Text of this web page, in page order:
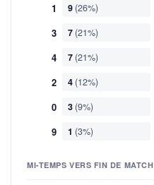
1 9 (26%)
3 7 (21%)
4 7 (21%)
2 4 (12%)
0 3 (9%)
9 1 (3%)
MI-TEMPS VERS FIN DE MATCH